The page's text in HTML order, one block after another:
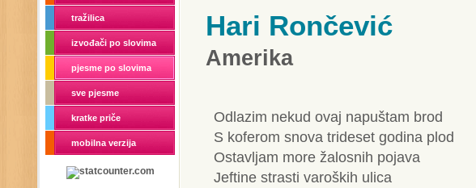
tražilica
izvođači po slovima
pjesme po slovima
sve pjesme
kratke priče
mobilna verzija
Hari Rončević
Amerika
Odlazim nekud ovaj napuštam brod
S koferom snova trideset godina plod
Ostavljam more žalosnih pojava
Jeftine strasti varoških ulica